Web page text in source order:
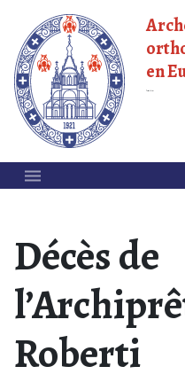
en
Décès de
Roberti